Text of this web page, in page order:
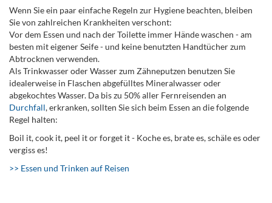
Wenn Sie ein paar einfache Regeln zur Hygiene beachten, bleiben
Sie von zahlreichen Krankheiten verschont:
Vor dem Essen und nach der Toilette immer Hände waschen - am
besten mit eigener Seife - und keine benutzten Handtücher zum
Abtrocknen verwenden.
Als Trinkwasser oder Wasser zum Zähneputzen benutzen Sie
idealerweise in Flaschen abgefülltes Mineralwasser oder
abgekochtes Wasser. Da bis zu 50% aller Fernreisenden an
Durchfall, erkranken, sollten Sie sich beim Essen an die folgende
Regel halten:
Boil it, cook it, peel it or forget it - Koche es, brate es, schäle es oder
vergiss es!
>> Essen und Trinken auf Reisen